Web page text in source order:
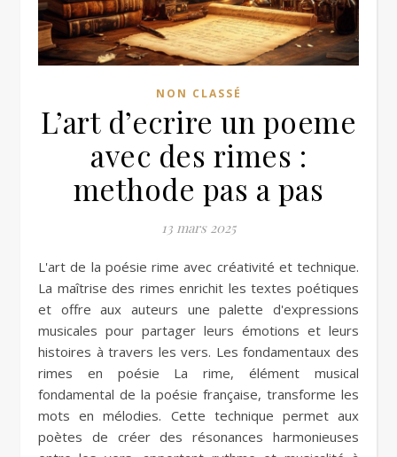
NON CLASSÉ
L’art d’ecrire un poeme
avec des rimes :
methode pas a pas
13 mars 2025
L'art de la poésie rime avec créativité et technique.
La maîtrise des rimes enrichit les textes poétiques
et offre aux auteurs une palette d'expressions
musicales pour partager leurs émotions et leurs
histoires à travers les vers. Les fondamentaux des
rimes en poésie La rime, élément musical
fondamental de la poésie française, transforme les
mots en mélodies. Cette technique permet aux
poètes de créer des résonances harmonieuses